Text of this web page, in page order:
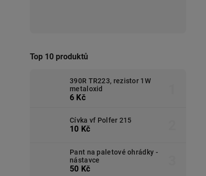
Top 10 produktů
390R TR223, rezistor 1W
metaloxid
6 Kč
Cívka vf Polfer 215
10 Kč
Pant na paletové ohrádky -
nástavce
50 Kč